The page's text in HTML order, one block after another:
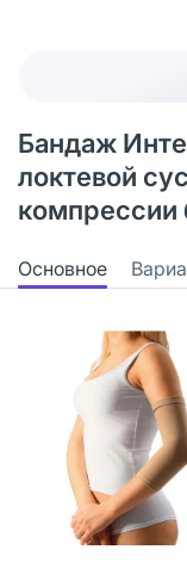
Бандаж
локтевой
компрессии
Основное